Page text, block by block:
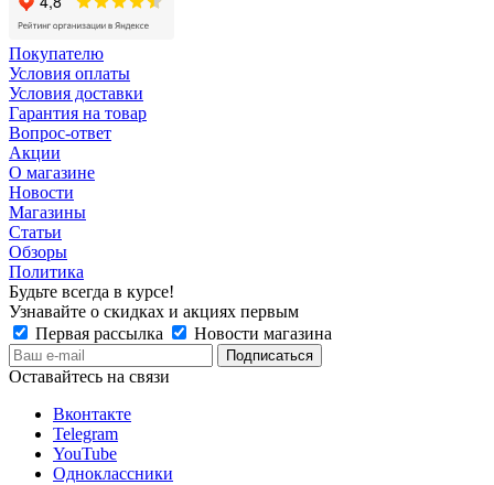
Покупателю
Условия оплаты
Условия доставки
Гарантия на товар
Вопрос-ответ
Акции
О магазине
Новости
Магазины
Статьи
Обзоры
Политика
Будьте всегда в курсе!
Узнавайте о скидках и акциях первым
Первая рассылка
Новости магазина
Оставайтесь на связи
Вконтакте
Telegram
YouTube
Одноклассники